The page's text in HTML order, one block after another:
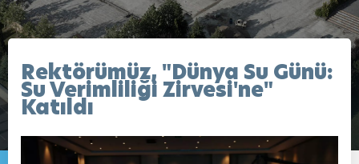
Rektörümüz, "Dünya Su Günü:
Su Verimliliği Zirvesi'ne"
Katıldı